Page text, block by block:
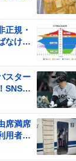
た…」
正規・
なけれ
スター
SNSで
席満席
用者は